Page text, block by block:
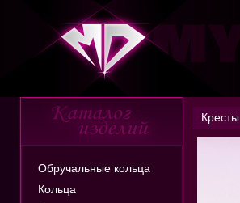
Обручальные кольца
Кольца
Кресты